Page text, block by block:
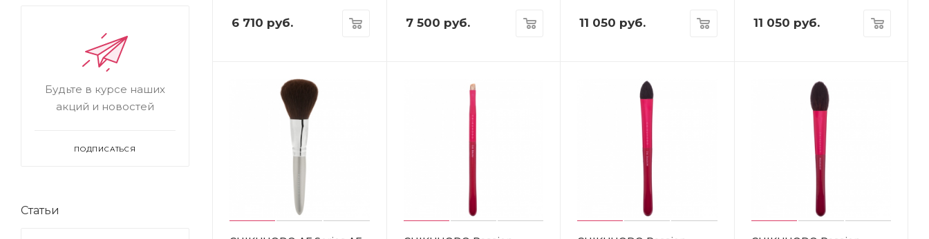
6 710 руб. 7 500 руб. 11 050 руб. 11 050 руб.
Будьте в курсе наших
акций и новостей
ПОДПИСАТЬСЯ
Статьи